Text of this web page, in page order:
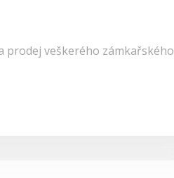
prodej veškerého zámkařského